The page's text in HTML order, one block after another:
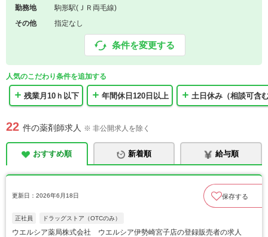
勤務地
駒形駅(ＪＲ両毛線)
その他
指定なし
条件を変更する
人気のこだわり条件を追加する
残業月10ｈ以下 年間休日120日以上 土日休み（相談可含
22 件の薬剤師求人 ※ 非公開求人を除く
おすすめ順 新着順 給与順
更新日：2026年6月18日 保存する
正社員 ドラッグストア（OTCのみ）
ウエルシア薬局株式会社 ウエルシア伊勢崎宮子店の登録販売者の求人